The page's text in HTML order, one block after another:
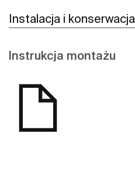
Instalacja i konserwacja
Instrukcja montażu